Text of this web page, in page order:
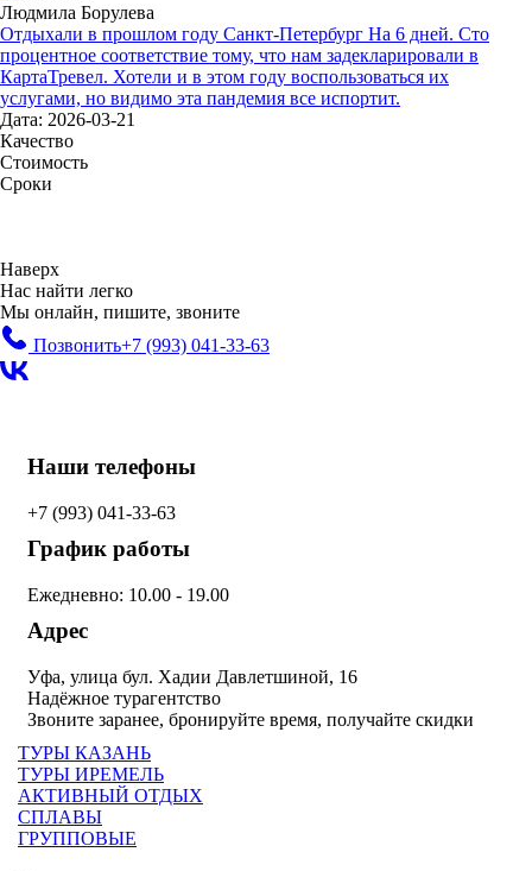
Людмила Борулева
Отдыхали в прошлом году Санкт-Петербург На 6 дней. Сто
процентное соответствие тому, что нам задекларировали в
КартаТревел. Хотели и в этом году воспользоваться их
услугами, но видимо эта пандемия все испортит.
Дата: 2026-03-21
Качество
Стоимость
Сроки
Наверх
Нас найти легко
Мы онлайн, пишите, звоните
Позвонить+7 (993) 041-33-63
Наши телефоны
+7 (993) 041-33-63
График работы
Ежедневно: 10.00 - 19.00
Адрес
Уфа, улица бул. Хадии Давлетшиной, 16
Надёжное турагентство
Звоните заранее, бронируйте время, получайте скидки
ТУРЫ КАЗАНЬ
ТУРЫ ИРЕМЕЛЬ
АКТИВНЫЙ ОТДЫХ
СПЛАВЫ
ГРУППОВЫЕ